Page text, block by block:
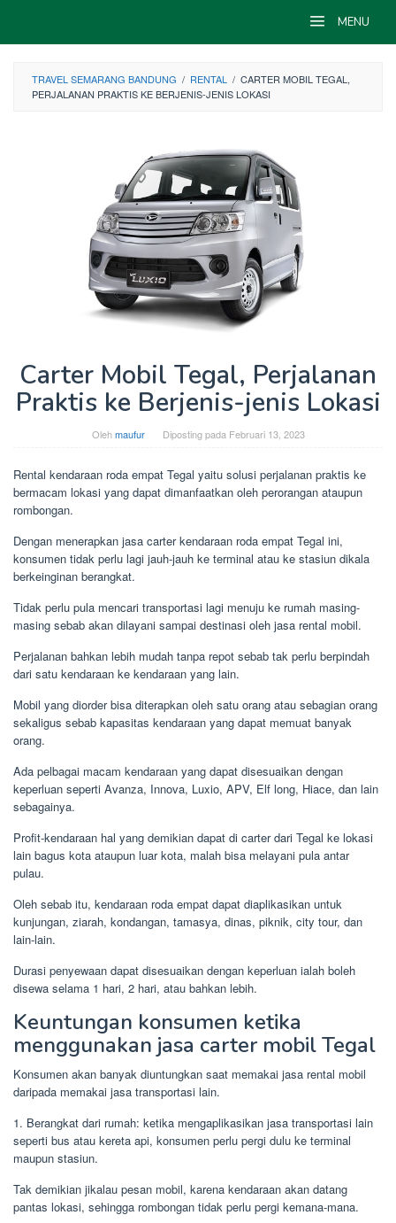
content
MENU
TRAVEL SEMARANG BANDUNG / RENTAL / CARTER MOBIL TEGAL,
PERJALANAN PRAKTIS KE BERJENIS-JENIS LOKASI
Carter Mobil Tegal, Perjalanan
Praktis ke Berjenis-jenis Lokasi
Olehmaufur Diposting pada Februari 13, 2023
Rental kendaraan roda empat Tegal yaitu solusi perjalanan praktis ke
bermacam lokasi yang dapat dimanfaatkan oleh perorangan ataupun
rombongan.
Dengan menerapkan jasa carter kendaraan roda empat Tegal ini,
konsumen tidak perlu lagi jauh-jauh ke terminal atau ke stasiun dikala
berkeinginan berangkat.
Tidak perlu pula mencari transportasi lagi menuju ke rumah masing-
masing sebab akan dilayani sampai destinasi oleh jasa rental mobil.
Perjalanan bahkan lebih mudah tanpa repot sebab tak perlu berpindah
dari satu kendaraan ke kendaraan yang lain.
Mobil yang diorder bisa diterapkan oleh satu orang atau sebagian orang
sekaligus sebab kapasitas kendaraan yang dapat memuat banyak
orang.
Ada pelbagai macam kendaraan yang dapat disesuaikan dengan
keperluan seperti Avanza, Innova, Luxio, APV, Elf long, Hiace, dan lain
sebagainya.
Profit-kendaraan hal yang demikian dapat di carter dari Tegal ke lokasi
lain bagus kota ataupun luar kota, malah bisa melayani pula antar
pulau.
Oleh sebab itu, kendaraan roda empat dapat diaplikasikan untuk
kunjungan, ziarah, kondangan, tamasya, dinas, piknik, city tour, dan
lain-lain.
Durasi penyewaan dapat disesuaikan dengan keperluan ialah boleh
disewa selama 1 hari, 2 hari, atau bahkan lebih.
Keuntungan konsumen ketika
menggunakan jasa carter mobil Tegal
Konsumen akan banyak diuntungkan saat memakai jasa rental mobil
daripada memakai jasa transportasi lain.
1. Berangkat dari rumah: ketika mengaplikasikan jasa transportasi lain
seperti bus atau kereta api, konsumen perlu pergi dulu ke terminal
maupun stasiun.
Tak demikian jikalau pesan mobil, karena kendaraan akan datang
pantas lokasi, sehingga rombongan tidak perlu pergi kemana-mana.